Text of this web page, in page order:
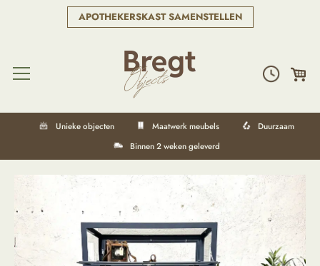
APOTHEKERSKAST SAMENSTELLEN
Unieke objecten Maatwerk meubels
Duurzaam
Binnen 2 weken geleverd